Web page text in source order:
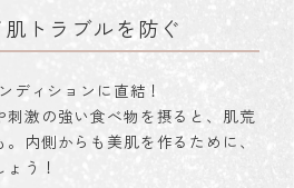
トラブルを防ぐ
ディションに直結！
刺激の強い食べ物を摂ると、肌荒
内側からも美肌を作るために、
う！